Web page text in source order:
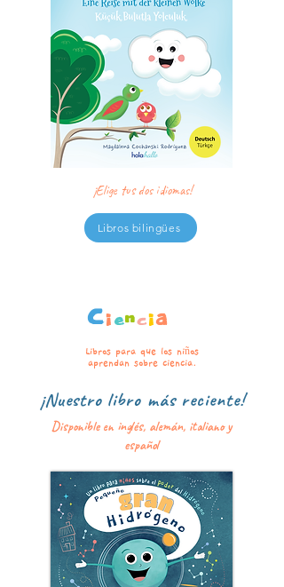
¡Elige tus dos idiomas!
Libros bilingües
Ciencia
Libros para que los niños
aprendan sobre ciencia.
¡Nuestro libro más reciente!
Disponible en inglés, alemán, italiano y
español